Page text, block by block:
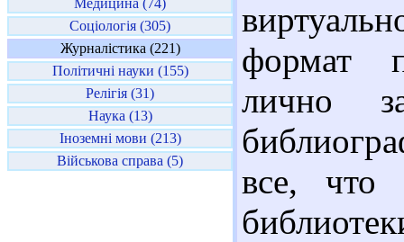
Медицина (74)
Соціологія (305)
Журналістика (221)
Політичні науки (155)
Релігія (31)
Наука (13)
Іноземні мови (213)
Військова справа (5)
формат
лично
все, что